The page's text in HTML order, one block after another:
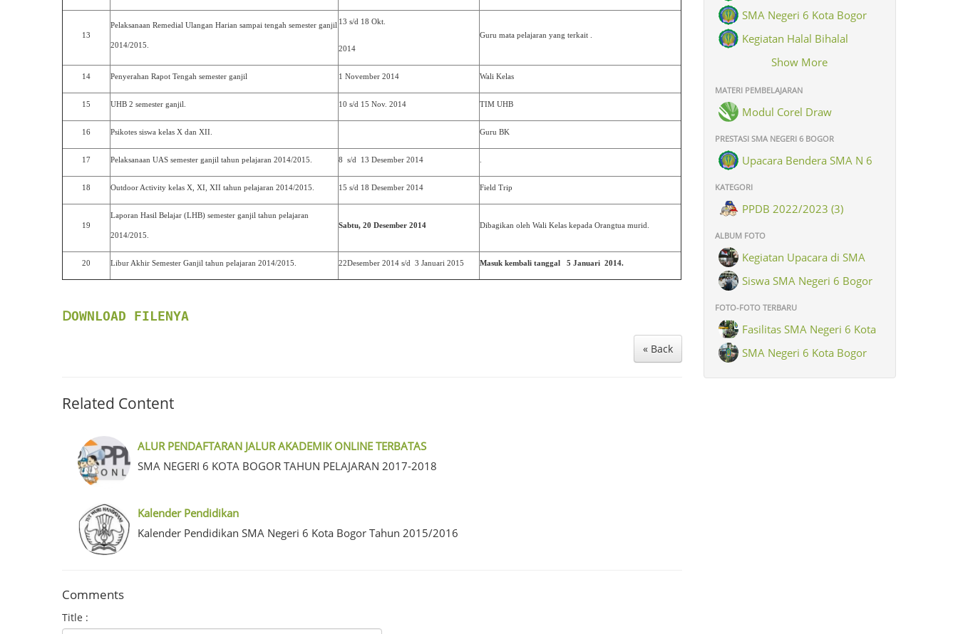
13
Pelaksanaan Remedial Ulangan Harian sampai tengah semester ganjil
2014/2015.
13 s/d 18 Okt.
2014
Guru mata pelajaran yang terkait .
14 Penyerahan Rapot Tengah semester ganjil 1 November 2014 Wali Kelas
15 UHB 2 semester ganjil. 10 s/d 15 Nov. 2014 TIM UHB
16 Psikotes siswa kelas X dan XII. Guru BK
17 Pelaksanaan UAS semester ganjil tahun pelajaran 2014/2015. 8 s/d 13 Desember 2014
18 Outdoor Activity kelas X, XI, XII tahun pelajaran 2014/2015. 15 s/d 18 Desember 2014 Field Trip
19
Laporan Hasil Belajar (LHB) semester ganjil tahun pelajaran
2014/2015.
Sabtu, 20 Desember 2014 Dibagikan oleh Wali Kelas kepada Orangtua murid.
20 Libur Akhir Semester Ganjil tahun pelajaran 2014/2015. 22Desember 2014 s/d 3 Januari 2015 Masuk kembali tanggal 5 Januari 2014.
DOWNLOAD FILENYA
« Back
Related Content
ALUR PENDAFTARAN JALUR AKADEMIK ONLINE TERBATAS
SMA NEGERI 6 KOTA BOGOR TAHUN PELAJARAN 2017-2018
Kalender Pendidikan
Kalender Pendidikan SMA Negeri 6 Kota Bogor Tahun 2015/2016
Comments
Title :
SMA Negeri 6 Kota Bogor
Kegiatan Halal Bihalal
Keluarga Besar SMAN 6 Kota
Show More
MATERI PEMBELAJARAN
Modul Corel Draw
PRESTASI SMA NEGERI 6 BOGOR
Upacara Bendera SMA N 6
Kota Bogor dlm rangka
memperingati hari Santri Nasional
KATEGORI
PPDB 2022/2023 (3)
ALBUM FOTO
Kegiatan Upacara di SMA
Negeri 6 Bogor (8)
Siswa SMA Negeri 6 Bogor
(26)
FOTO-FOTO TERBARU
Fasilitas SMA Negeri 6 Kota
BogorSMA Negeri 6 Kota Bogor